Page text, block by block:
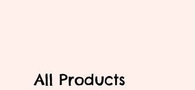
All Products